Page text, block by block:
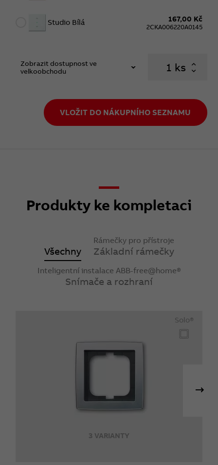
Studio Bílá 167,00 Kč
2CKA006220A0145
Zobrazit dostupnost ve
velkoobchodu
ks
VLOŽIT DO NÁKUPNÍHO SEZNAMU
Produkty ke kompletaci
Všechny
Rámečky pro přístroje
Základní rámečky
Inteligentní instalace ABB-free@home®
Snímače a rozhraní
3 VARIANTY
Solo®